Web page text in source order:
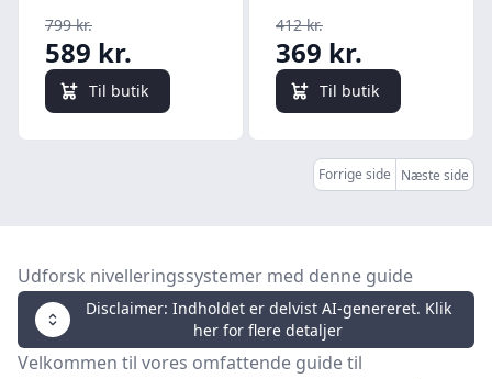
799 kr.
589 kr.
Til butik
412 kr.
369 kr.
Til butik
Forrige side Næste side
Udforsk nivelleringssystemer med denne guide
Disclaimer: Indholdet er delvist AI-genereret. Klik
her for flere detaljer
Velkommen til vores omfattende guide til